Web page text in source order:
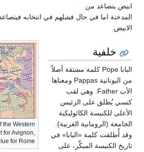
ابيض يتصاعد من
المدخنة اما في حال فشلهم في انتخابه
الابيض.
the Western
for Avignon,
for Rome
خلفية
البابا Pope كلمة مشتقة أصلاً
من اليونانية Pappas ومعناها
الأب Father. وهي لقب
كنسي يُطلق على الرئيس
الأعلى للكنيسة الكاثوليكية
الجامعة (الرومانية الغربية).
وقد أُطلقت كلمة «البابا» في
تاريخ الكنيسة المبكِّر، على